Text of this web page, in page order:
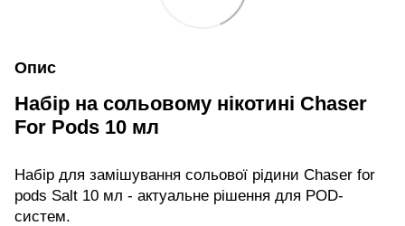
Опис
Набір на сольовому нікотині Chaser
For Pods 10 мл
Набір для замішування сольової рідини Chaser for
pods Salt 10 мл - актуальне рішення для POD-
систем.